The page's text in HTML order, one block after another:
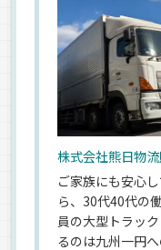
株式会社熊日物
ご家族にも安心
ら、30代40代の
員の大型トラッ
るのは九州一円